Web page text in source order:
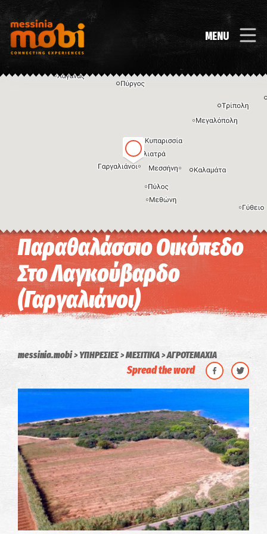
MENU
Η εικόνα ενδέχεται να υπόκειται σε πνευματικά δικαιώματα Όροι
Παραθαλάσσιο Οικόπεδο
Στο Λαγκούβαρδο
(Γαργαλιάνοι)
messinia.mobi ΥΠΗΡΕΣΙΕΣ ΜΕΣΙΤΙΚΑ ΑΓΡΟΤΕΜΑΧΙΑ
Spread the word